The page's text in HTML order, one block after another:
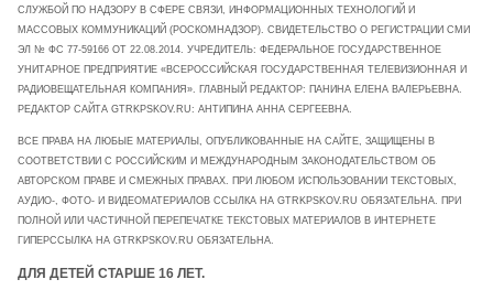
СЛУЖБОЙ ПО НАДЗОРУ В СФЕРЕ СВЯЗИ, ИНФОРМАЦИОННЫХ ТЕХНОЛОГИЙ И
МАССОВЫХ КОММУНИКАЦИЙ (РОСКОМНАДЗОР). СВИДЕТЕЛЬСТВО О РЕГИСТРАЦИИ СМИ
ЭЛ № ФС 77-59166 ОТ 22.08.2014. УЧРЕДИТЕЛЬ: ФЕДЕРАЛЬНОЕ ГОСУДАРСТВЕННОЕ
УНИТАРНОЕ ПРЕДПРИЯТИЕ «ВСЕРОССИЙСКАЯ ГОСУДАРСТВЕННАЯ ТЕЛЕВИЗИОННАЯ И
РАДИОВЕЩАТЕЛЬНАЯ КОМПАНИЯ». ГЛАВНЫЙ РЕДАКТОР: ПАНИНА ЕЛЕНА ВАЛЕРЬЕВНА.
РЕДАКТОР САЙТА GTRKPSKOV.RU: АНТИПИНА АННА СЕРГЕЕВНА.
ВСЕ ПРАВА НА ЛЮБЫЕ МАТЕРИАЛЫ, ОПУБЛИКОВАННЫЕ НА САЙТЕ, ЗАЩИЩЕНЫ В
СООТВЕТСТВИИ С РОССИЙСКИМ И МЕЖДУНАРОДНЫМ ЗАКОНОДАТЕЛЬСТВОМ ОБ
АВТОРСКОМ ПРАВЕ И СМЕЖНЫХ ПРАВАХ. ПРИ ЛЮБОМ ИСПОЛЬЗОВАНИИ ТЕКСТОВЫХ,
АУДИО-, ФОТО- И ВИДЕОМАТЕРИАЛОВ ССЫЛКА НА GTRKPSKOV.RU ОБЯЗАТЕЛЬНА. ПРИ
ПОЛНОЙ ИЛИ ЧАСТИЧНОЙ ПЕРЕПЕЧАТКЕ ТЕКСТОВЫХ МАТЕРИАЛОВ В ИНТЕРНЕТЕ
ГИПЕРССЫЛКА НА GTRKPSKOV.RU ОБЯЗАТЕЛЬНА.
ДЛЯ ДЕТЕЙ СТАРШЕ 16 ЛЕТ.